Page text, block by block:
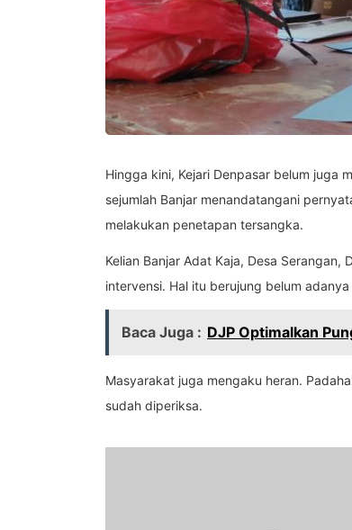
Hingga kini, Kejari Denpasar belum juga
sejumlah Banjar menandatangani
melakukan penetapan tersangka.
Kelian Banjar Adat Kaja, Desa
intervensi. Hal itu berujung belum
Baca Juga : DJP Optimalkan
Masyarakat juga mengaku heran.
sudah diperiksa.